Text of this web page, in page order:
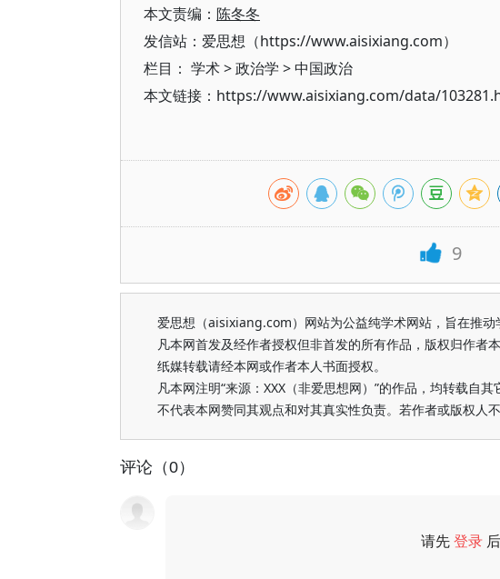
本文责编： 陈冬冬
发信站：爱思想（https://www.aisixiang.com）
栏目： 学术>政治学 >中国政治
本文链接：https://www.aisixiang.com/data/
9
爱思想（aisixiang.com）网站为公益纯学术网站，旨在推动
凡本网首发及经作者授权但非首发的所有作品，版权归作者
纸媒转载请经本网或作者本人书面授权。
凡本网注明“来源：XXX（非爱思想网）”的作品，均转载自
不代表本网赞同其观点和对其真实性负责。若作者或版权人
评论（0）
请先登录